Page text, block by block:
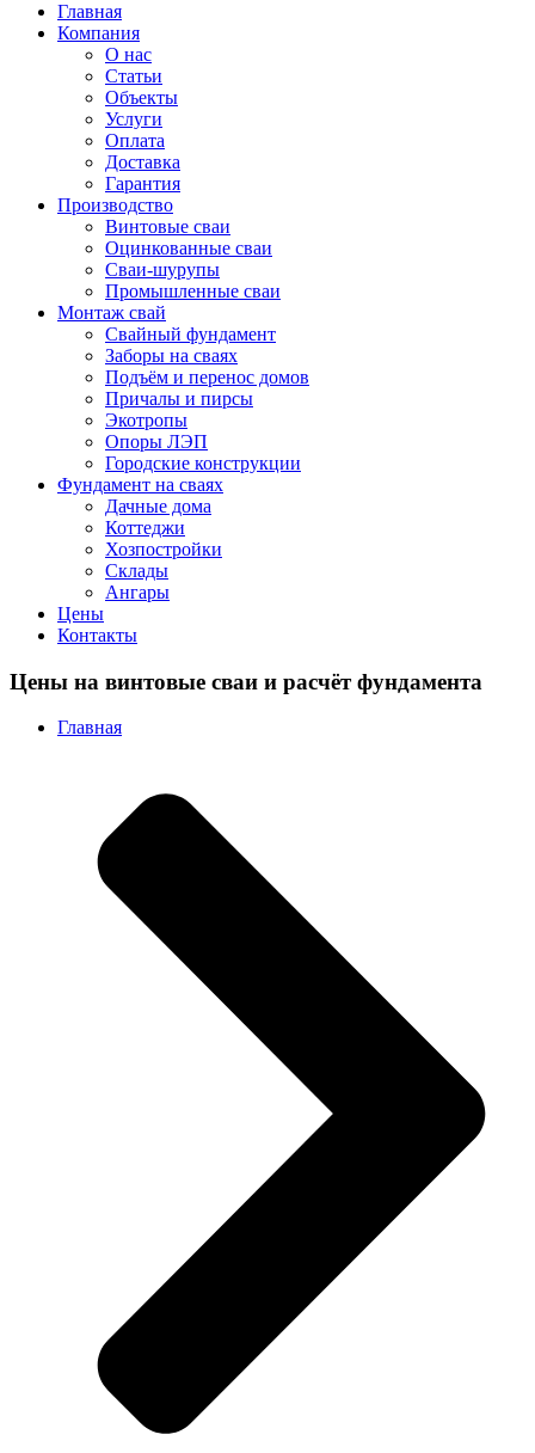
Главная
Компания
О нас
Статьи
Объекты
Услуги
Оплата
Доставка
Гарантия
Производство
Винтовые сваи
Оцинкованные сваи
Сваи-шурупы
Промышленные сваи
Монтаж свай
Свайный фундамент
Заборы на сваях
Подъём и перенос домов
Причалы и пирсы
Экотропы
Опоры ЛЭП
Городские конструкции
Фундамент на сваях
Дачные дома
Коттеджи
Хозпостройки
Склады
Ангары
Цены
Контакты
Цены на винтовые сваи и расчёт фундамента
Главная